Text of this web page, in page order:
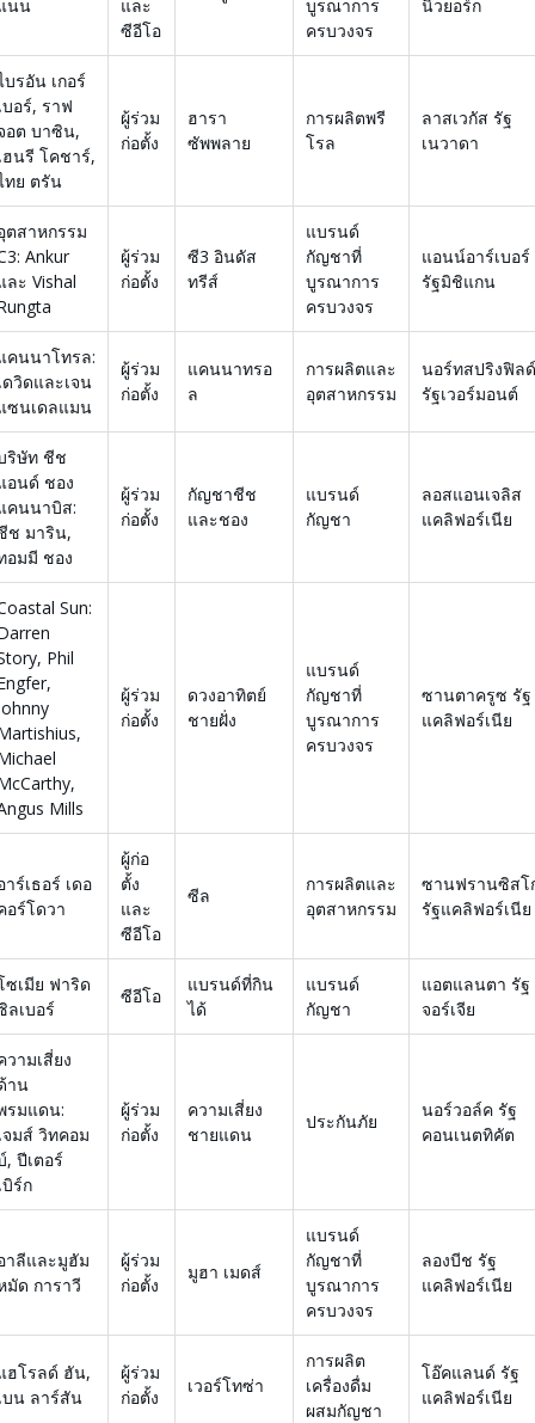
นน
และ
ซีอีโอ
บูรณาการ
ครบวงจร
นิวยอร์ก
บรอัน เกอร์
บอร์, ราฟ
อต บาซิน,
ฮนรี โคชาร์,
ทย ตรัน
ผู้ร่วม
ก่อตั้ง
ฮารา
ซัพพลาย
การผลิตพรี
โรล
ลาสเวกัส รัฐ
เนวาดา
ตสาหกรรม
Ankur
ละ Vishal
ผู้ร่วม
ก่อตั้ง
ซี3 อินดัส
ทรีส์
แบรนด์
กัญชาที่
บูรณาการ
ครบวงจร
แอนน์อาร์เบอร์
รัฐมิชิแกน
คนนาโทรล:
ดวิดและเจน
ซนเดลแมน
ผู้ร่วม
ก่อตั้ง
แคนนาทรอ
ล
การผลิตและ
อุตสาหกรรม
นอร์ทสปริงฟิลด์
รัฐเวอร์มอนต์
ริษัท ชีช
อนด์ ชอง
คนนาบิส:
ช มาริน,
อมมี ชอง
ผู้ร่วม
ก่อตั้ง
กัญชาชีช
และชอง
แบรนด์
กัญชา
ลอสแอนเจลิส
แคลิฟอร์เนีย
Sun:
Phil
Mills
ผู้ร่วม
ก่อตั้ง
ดวงอาทิตย์
ชายฝั่ง
แบรนด์
กัญชาที่
บูรณาการ
ครบวงจร
ซานตาครูซ รัฐ
แคลิฟอร์เนีย
าร์เธอร์ เดอ
อร์โดวา
ผู้ก่อ
ตั้ง
และ
ซีอีโอ
ซีล
การผลิตและ
อุตสาหกรรม
ซานฟรานซิสโ
รัฐแคลิฟอร์เนีย
ซเมีย ฟาริด
ลเบอร์
ซีอีโอ
แบรนด์ที่กิน
ได้
แบรนด์
กัญชา
แอตแลนตา รัฐ
จอร์เจีย
วามเสี่ยง
าน
รมแดน:
จมส์ วิทคอม
, ปีเตอร์
บิร์ก
ผู้ร่วม
ก่อตั้ง
ความเสี่ยง
ชายแดน
ประกันภัย
นอร์วอล์ค รัฐ
คอนเนตทิคัต
าลีและมูฮัม
มัด การาวี
ผู้ร่วม
ก่อตั้ง
มูฮา เมดส์
แบรนด์
กัญชาที่
บูรณาการ
ครบวงจร
ลองบีช รัฐ
แคลิฟอร์เนีย
ฮโรลด์ ฮัน,
บน ลาร์สัน
ผู้ร่วม
ก่อตั้ง
เวอร์โทซ่า
การผลิต
เครื่องดื่ม
ผสมกัญชา
โอ๊คแลนด์ รัฐ
แคลิฟอร์เนีย